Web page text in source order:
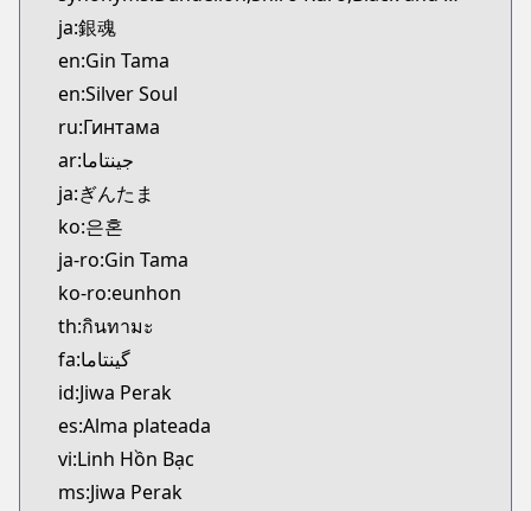
Kitsu
https://kitsu.app/manga/116
CDJapan
CDJapan
https://www.anime-planet.com/manga/https://
MangaUpdates
MangaUpdates
https://www.mangaupdates.com/
Book☆Walker
Book☆Walker
https://bookwalker.jp/series/13001/list
Official English
Official English
https://www.viz.com/gin-tama
ja:銀魂
en:Gin Tama
en:Silver Soul
ru:Гинтама
ar:جينتاما
ja:ぎんたま
ko:은혼
ja-ro:Gin Tama
ko-ro:eunhon
th:กินทามะ
fa:گینتاما
id:Jiwa Perak
es:Alma plateada
vi:Linh Hồn Bạc
ms:Jiwa Perak